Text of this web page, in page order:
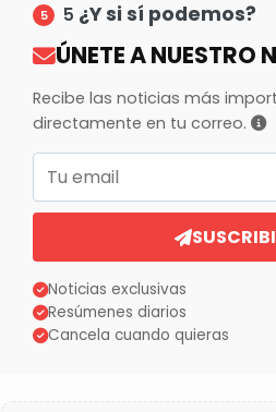
5 ¿Y si sí podemos?
ÚNETE A NUESTRO
Recibe las noticias más
directamente en tu correo.
Correo electrónico
Noticias exclusivas
Resúmenes diarios
Cancela cuando quieras